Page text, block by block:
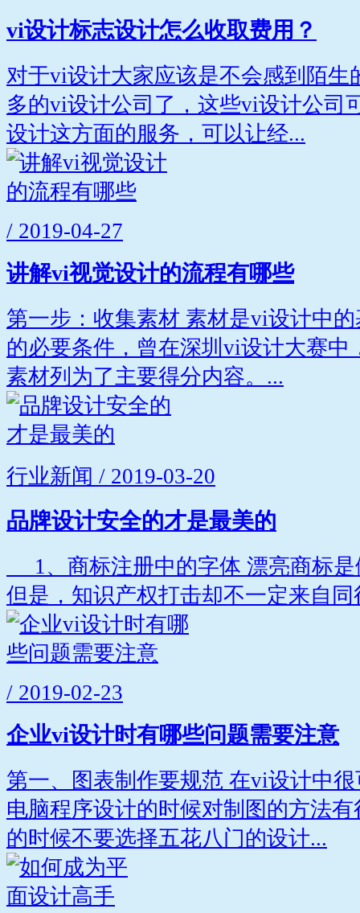
vi设计标志设计怎么收取费用？
对于vi设计大家应该是不会感到陌生
多的vi设计公司了，这些vi设计公司
设计这方面的服务，可以让经...
/ 2019-04-27
讲解vi视觉设计的流程有哪些
第一步：收集素材 素材是vi设计中
的必要条件，曾在深圳vi设计大赛
素材列为了主要得分内容。...
行业新闻 / 2019-03-20
品牌设计安全的才是最美的
1、商标注册中的字体 漂亮商标是
但是，知识产权打击却不一定来自
/ 2019-02-23
企业vi设计时有哪些问题需要注意
第一、图表制作要规范 在vi设计中
电脑程序设计的时候对制图的方法
的时候不要选择五花八门的设计...